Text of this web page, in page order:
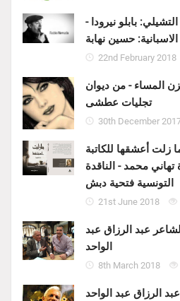
بابلو نيرودا -
حسين نهابة
22nd February 2018
المساء - من ديوان
تجليات عطشى
30th December
زلت أعشقها للكاتبة
تهاني محمد - الناقدة
التونسية فتحية دبش
21st June 2018
عبد الرزاق عبد
الواحد
8th March 2018
الرزاق عبد الواحد